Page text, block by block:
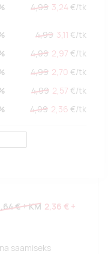
4,99 3,24 €/tk
4,99 3,11 €/tk
4,99 2,97 €/tk
4,99 2,70 €/tk
4,99 2,57 €/tk
4,99 2,36 €/tk
€+ KM 2,36 € +
saamiseks